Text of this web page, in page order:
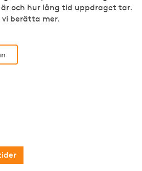
och hur lång tid uppdraget tar.
vi berätta mer.